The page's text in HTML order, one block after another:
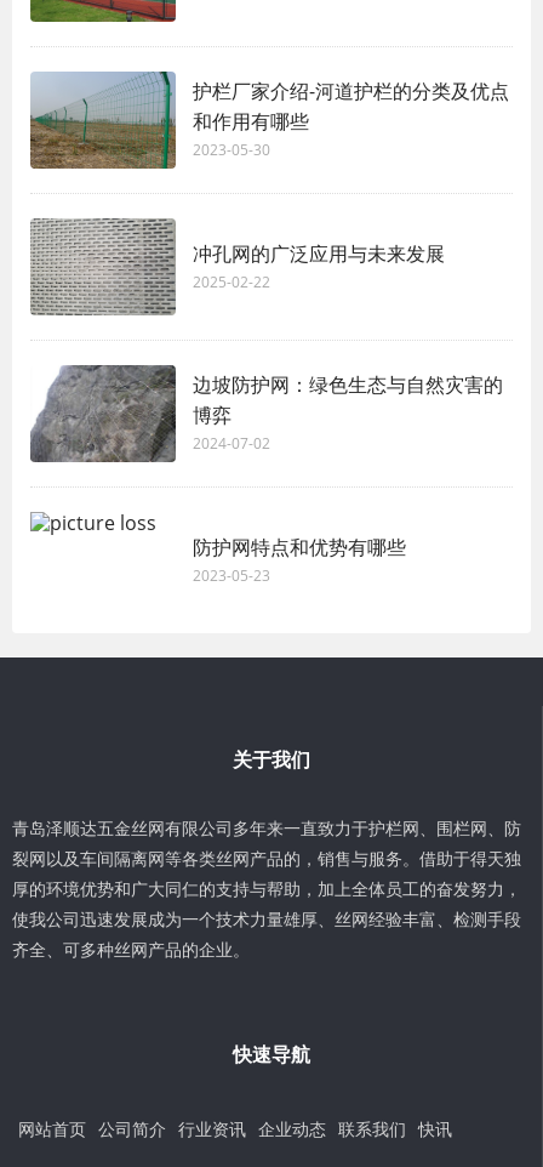
护栏厂家介绍-河道护栏的分类及优点
和作用有哪些
2023-05-30
冲孔网的广泛应用与未来发展
2025-02-22
边坡防护网：绿色生态与自然灾害的
博弈
2024-07-02
防护网特点和优势有哪些
2023-05-23
关于我们
青岛泽顺达五金丝网有限公司多年来一直致力于护栏网、围栏网、防
裂网以及车间隔离网等各类丝网产品的，销售与服务。借助于得天独
厚的环境优势和广大同仁的支持与帮助，加上全体员工的奋发努力，
使我公司迅速发展成为一个技术力量雄厚、丝网经验丰富、检测手段
齐全、可多种丝网产品的企业。
快速导航
网站首页 公司简介 行业资讯 企业动态 联系我们 快讯